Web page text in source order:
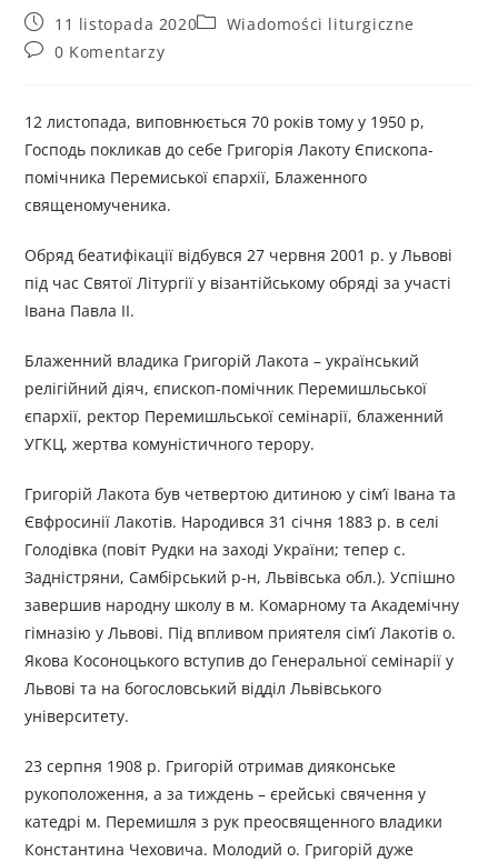
11 listopada 2020
Wiadomości liturgiczne
0 Komentarzy
12 листопада, виповнюється 70 років тому у 1950 р,
Господь покликав до себе Григорія Лакоту Єпископа-
помічника Перемиської єпархії, Блаженного
священомученика.
Обряд беатифікації відбувся 27 червня 2001 р. у Львові
під час Святої Літургії у візантійському обряді за участі
Івана Павла ІІ.
Блаженний владика Григорій Лакота – український
релігійний діяч, єпископ-помічник Перемишльської
єпархії, ректор Перемишльської семінарії, блаженний
УГКЦ, жертва комуністичного терору.
Григорій Лакота був четвертою дитиною у сім’ї Івана та
Євфросинії Лакотів. Народився 31 січня 1883 р. в селі
Голодівка (повіт Рудки на заході України; тепер с.
Задністряни, Самбірський р-н, Львівська обл.). Успішно
завершив народну школу в м. Комарному та Академічну
гімназію у Львові. Під впливом приятеля сім’ї Лакотів о.
Якова Косоноцького вступив до Генеральної семінарії у
Львові та на богословський відділ Львівського
університету.
23 серпня 1908 р. Григорій отримав дияконське
рукоположення, а за тиждень – єрейські свячення у
катедрі м. Перемишля з рук преосвященного владики
Константина Чеховича. Молодий о. Григорій дуже